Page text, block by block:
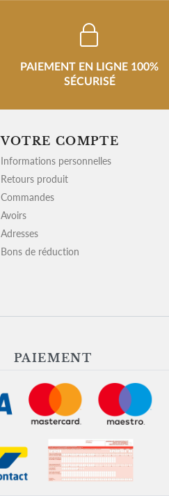
PAIEMENT EN LIGNE 100%
SÉCURISÉ
VOTRE COMPTE
Informations personnelles
Retours produit
Commandes
Avoirs
Adresses
Bons de réduction
PAIEMENT